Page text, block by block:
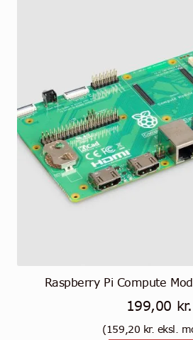
Raspberry Pi Compute
199,00 kr.
(159,20 kr. eksl.